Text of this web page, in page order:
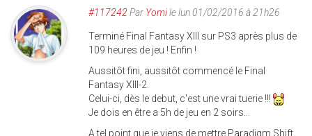
#117242 Par Yomile lun 01/02/2016 à 21h26
Terminé Final Fantasy XIII sur PS3 après plus de
109 heures de jeu ! Enfin !
Aussitôt fini, aussitôt commencé le Final
Fantasy XIII-2.
Celui-ci, dès le debut, c'est une vrai tuerie !!!
Je dois en être a 5h de jeu en 2 soirs...
A tel point que je viens de mettre Paradigm Shift